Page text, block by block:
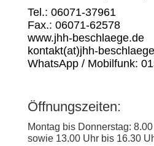
Tel.: 06071-37961
Fax.: 06071-62578
www.jhh-beschlaege.de
kontakt(at)jhh-
WhatsApp / Mobilfunk:
Öffnungszeiten:
Montag bis Donnerstag:
sowie 13.00 Uhr bis 16.30